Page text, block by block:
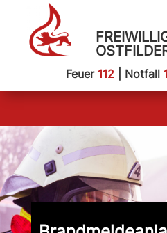
Feuer 112| Notfall